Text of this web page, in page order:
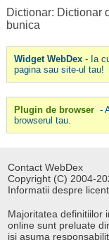
Dictionar: Dictionar
bunica
Widget WebDex- Ia
pagina sau site-ul tau!
Plugin de browser -
browserul tau.
Contact WebDex
Copyright (C) 2004-
Informatii despre
Majoritatea definitiilor
online sunt preluate
isi asuma